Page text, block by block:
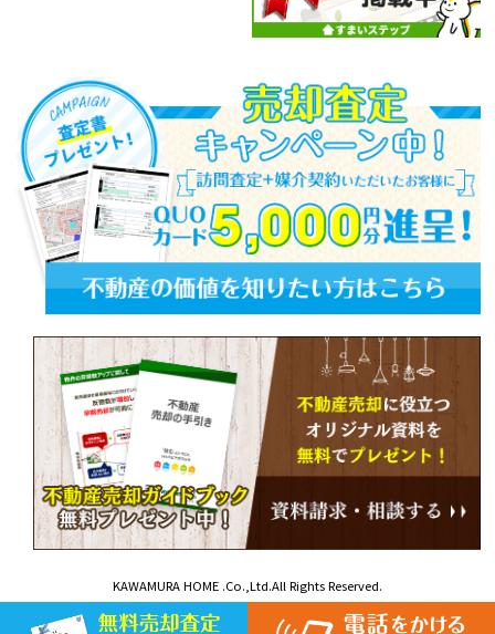
KAWAMURA HOME .Co.,Ltd.All Rights Reserved.